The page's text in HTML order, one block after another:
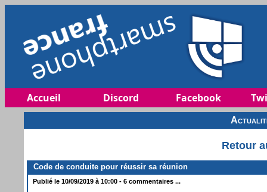
Accueil Discord Facebook
Retour
Code de conduite pour réussir sa réunion
Publié le 10/09/2019 à 10:00 - 6 commentaires ...